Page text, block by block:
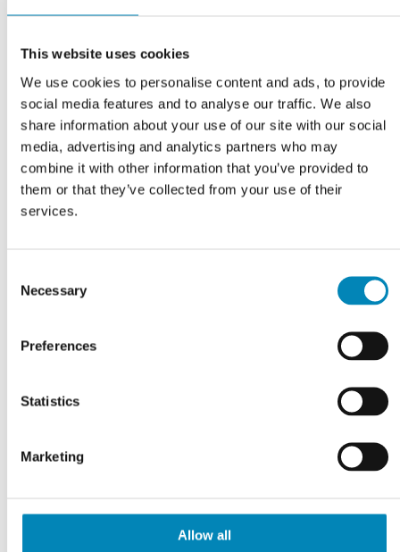
This website uses cookies
We use cookies to personalise content and ads, to provide
social media features and to analyse our traffic. We also
share information about your use of our site with our social
media, advertising and analytics partners who may
combine it with other information that you’ve provided to
them or that they’ve collected from your use of their
services.
Selection
Necessary
Preferences
Statistics
Marketing
Allow all
Pump stop
Pause
Gem personlige indstillinger
Tilføjelse af vasketøj
Kvikvask
High water level
Temperaturindstilling
Centrifugering stop-kontrol
Ja
Egenskaber
Ja
Lydsignal